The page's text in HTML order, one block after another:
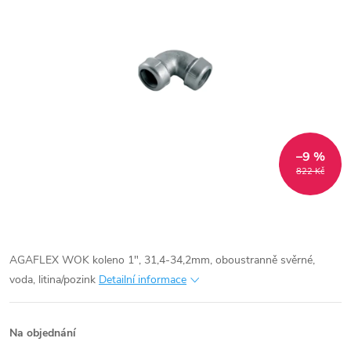
822 Kč
–9 %
AGAFLEX WOK koleno 1", 31,4-34,2mm, oboustranně svěrné,
voda, litina/pozink Detailní informace
Na objednání